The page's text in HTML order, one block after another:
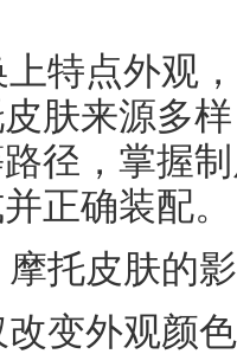
特点外观
肤来源多
径，掌握
正确装配。
托皮肤的
变外观颜